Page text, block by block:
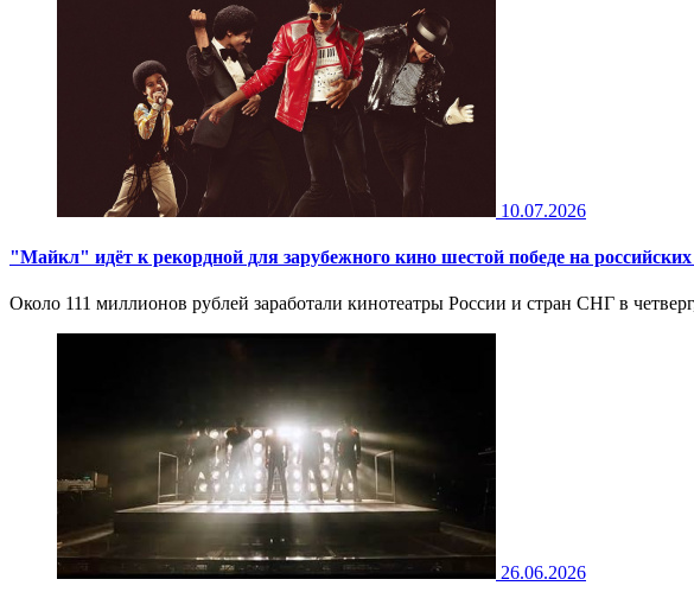
10.07.2026
"Майкл" идёт к рекордной для зарубежного кино шестой победе на
Около 111 миллионов рублей заработали кинотеатры России и стран СНГ в
26.06.2026